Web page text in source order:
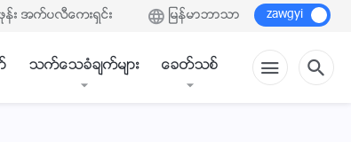
န္း အက္ပလီေကးရွင္း ျမန္မာဘာသာ
သက္ေသခံခ်က္မ်ား ေခတ္သစ္
7:36 န)
Christian Dance (ဘုရားႏႈတ္ကပ
တ္ေတာ္အားလုံးသည္ သမၼာတရားျ